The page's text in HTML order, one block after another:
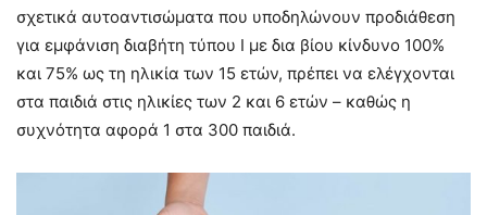
σχετικά αυτοαντισώματα που υποδηλώνουν προδιάθεση
για εμφάνιση διαβήτη τύπου Ι με δια βίου κίνδυνο 100%
και 75% ως τη ηλικία των 15 ετών, πρέπει να ελέγχονται
στα παιδιά στις ηλικίες των 2 και 6 ετών – καθώς η
συχνότητα αφορά 1 στα 300 παιδιά.